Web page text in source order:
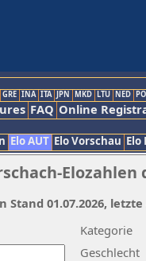
GRE INA ITA JPN MKD LTU NED
FAQ Online
Elo AUT Elo Vorschau Elo
Elozahlen
Kategorie
Geschlecht
Stand 01.07.2026,